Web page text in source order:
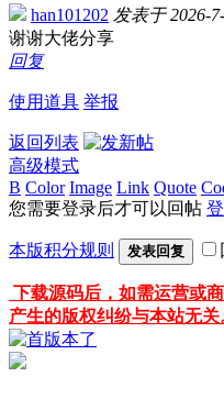
han101202 发表于 2026-
谢谢大佬分享
回复
使用道具 举报
返回列表
高级模式
B Color Image Link Quote
您需要登录后才可以回帖
本版积分规则 发表回复
下载源码后，如需运营或
产生的版权纠纷与本站无关